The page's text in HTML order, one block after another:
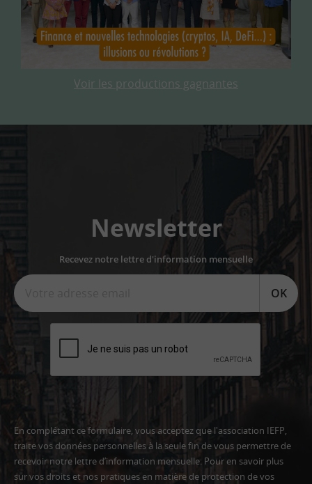
Voir les productions gagnantes
Newsletter
Recevez notre lettre d'information mensuelle
OK
En complétant ce formulaire, vous acceptez que l'association IEFP,
traite vos données personnelles à la seule fin de vous permettre de
recevoir notre lettre d’information mensuelle. Pour en savoir plus
sur vos droits et nos pratiques en matière de protection de vos